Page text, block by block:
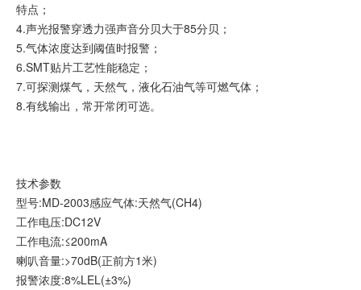
特点；
4.声光报警穿透力强声音分贝大于85分贝；
5.气体浓度达到阈值时报警；
6.SMT贴片工艺性能稳定；
7.可探测煤气，天然气，液化石油气等可燃气体；
8.有线输出，常开常闭可选。
技术参数
型号:MD-2003感应气体:天然气(CH4)
工作电压:DC12V
工作电流:≤200mA
喇叭音量:>70dB(正前方1米)
报警浓度:8%LEL(±3%)